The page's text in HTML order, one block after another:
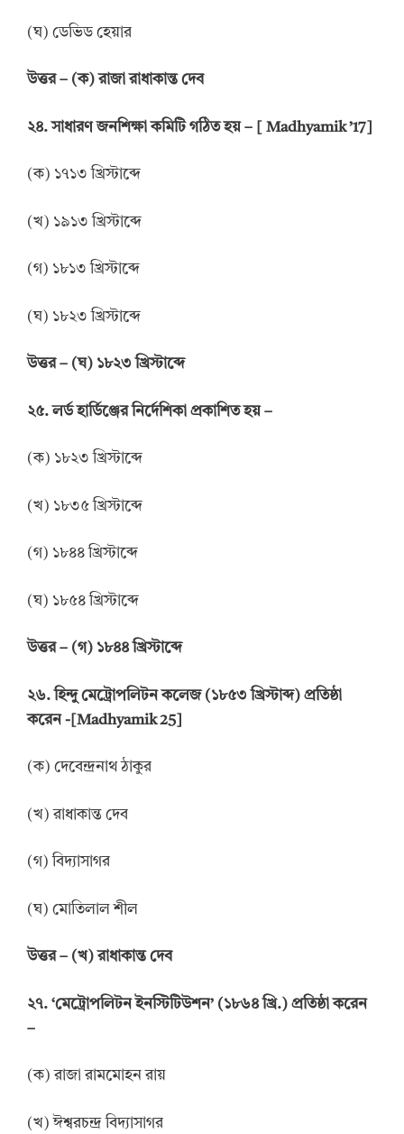
(ঘ) ডেভিড হেয়ার
উত্তর– (ক) রাজা রাধাকান্ত দেব
২৪. সাধারণ জনশিক্ষা কমিটি গঠিত হয় – [ Madhyamik ’17]
(ক) ১৭১৩ খ্রিস্টাব্দে
(খ) ১৯১৩ খ্রিস্টাব্দে
(গ) ১৮১৩ খ্রিস্টাব্দে
(ঘ) ১৮২৩ খ্রিস্টাব্দে
উত্তর– (ঘ) ১৮২৩ খ্রিস্টাব্দে
২৫. লর্ড হার্ডিঞ্জের নির্দেশিকা প্রকাশিত হয় –
(ক) ১৮২৩ খ্রিস্টাব্দে
(খ) ১৮৩৫ খ্রিস্টাব্দে
(গ) ১৮৪৪ খ্রিস্টাব্দে
(ঘ) ১৮৫৪ খ্রিস্টাব্দে
উত্তর– (গ) ১৮৪৪ খ্রিস্টাব্দে
২৬. হিন্দু মেট্রোপলিটন কলেজ (১৮৫৩ খ্রিস্টাব্দ) প্রতিষ্ঠা
করেন-[Madhyamik 25]
(ক) দেবেন্দ্রনাথ ঠাকুর
(খ) রাধাকান্ত দেব
(গ) বিদ্যাসাগর
(ঘ) মোতিলাল শীল
উত্তর– (খ) রাধাকান্ত দেব
২৭. ‘মেট্রোপলিটন ইনস্টিটিউশন’ (১৮৬৪ খ্রি.) প্রতিষ্ঠা করেন
–
(ক) রাজা রামমোহন রায়
(খ) ঈশ্বরচন্দ্র বিদ্যাসাগর